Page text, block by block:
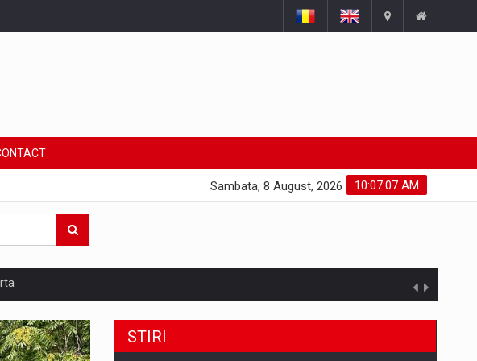
10:07:09 AM
Sambata, 8 August, 2026
retragerea produselor din piata
STIRI